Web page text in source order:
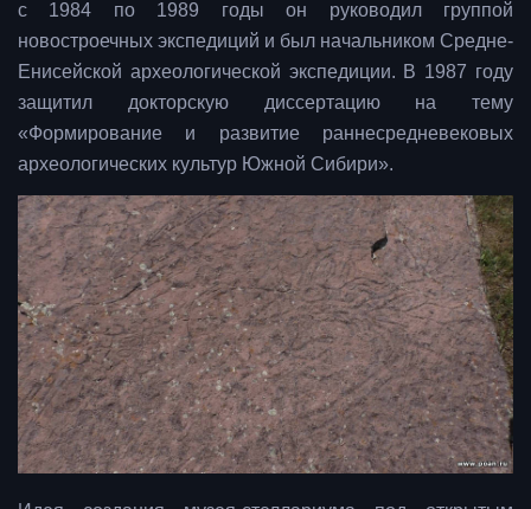
с 1984 по 1989 годы он руководил группой
новостроечных экспедиций и был начальником Средне-
Енисейской археологической экспедиции. В 1987 году
защитил докторскую диссертацию на тему
«Формирование и развитие раннесредневековых
археологических культур Южной Сибири».